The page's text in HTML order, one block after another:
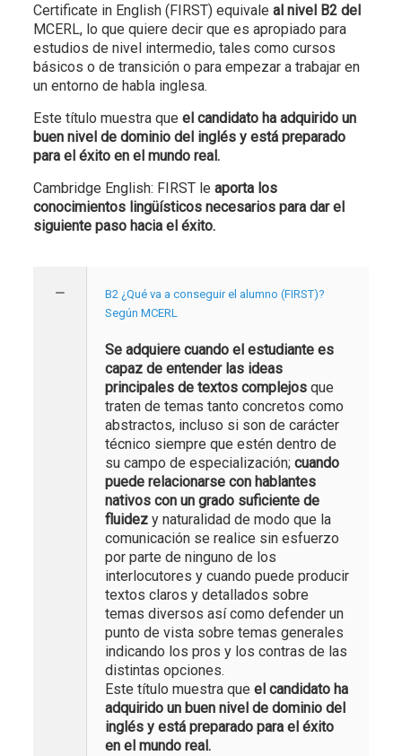
Certificate in English (FIRST) equivale al nivel B2 del
MCERL, lo que quiere decir que es apropiado para
estudios de nivel intermedio, tales como cursos
básicos o de transición o para empezar a trabajar en
un entorno de habla inglesa.
Este título muestra que el candidato ha adquirido un
buen nivel de dominio del inglés y está preparado
para el éxito en el mundo real.
Cambridge English: FIRST le aporta los
conocimientos lingüísticos necesarios para dar el
siguiente paso hacia el éxito.
B2 ¿Qué va a conseguir el alumno (FIRST)?
Según MCERL
Se adquiere cuando el estudiante es
capaz de entender las ideas
principales de textos complejosque
traten de temas tanto concretos como
abstractos, incluso si son de carácter
técnico siempre que estén dentro de
su campo de especialización; cuando
puede relacionarse con hablantes
nativos con un grado suficiente de
fluidezy naturalidad de modo que la
comunicación se realice sin esfuerzo
por parte de ninguno de los
interlocutores y cuando puede producir
textos claros y detallados sobre
temas diversos así como defender un
punto de vista sobre temas generales
indicando los pros y los contras de las
distintas opciones.
Este título muestra que el candidato ha
adquirido un buen nivel de dominio del
inglés y está preparado para el éxito
en el mundo real.